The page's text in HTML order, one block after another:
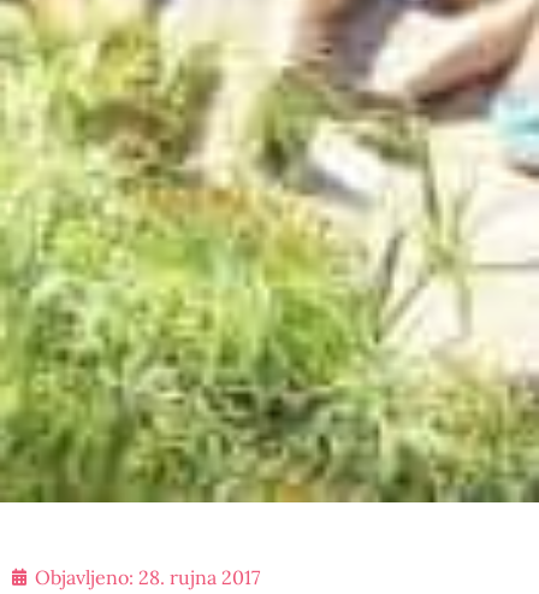
Objavljeno: 28. rujna 2017